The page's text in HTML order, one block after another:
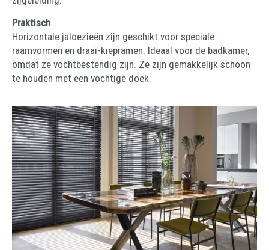
Praktisch
Horizontale jaloezieën zijn geschikt voor speciale
raamvormen en draai-kiepramen. Ideaal voor de badkamer,
omdat ze vochtbestendig zijn. Ze zijn gemakkelijk schoon
te houden met een vochtige doek.